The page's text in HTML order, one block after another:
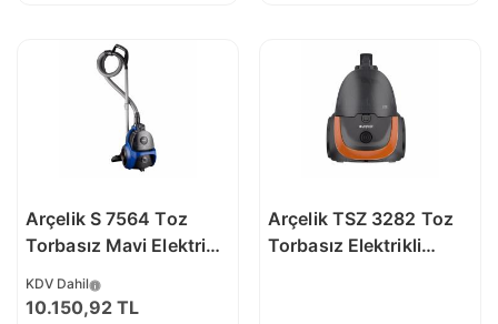
Arçelik S 7564 Toz
Torbasız Mavi Elektrikli
KDV Dahil
10.150,92 TL
Arçelik TSZ 3282 Toz
Torbasız Elektrikli